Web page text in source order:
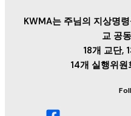
KWMA는 주님의 지상명
교 공
18개 교단,
14개 실행위